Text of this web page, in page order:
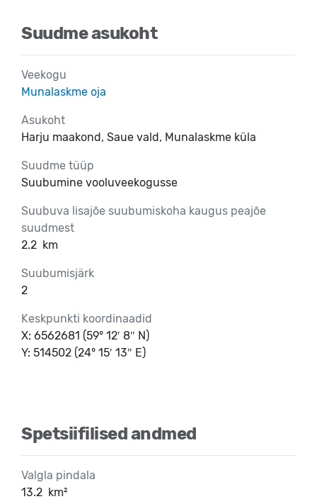
Suudme asukoht
Veekogu
Munalaskme oja
Asukoht
Harju maakond, Saue vald, Munalaskme küla
Suudme tüüp
Suubumine vooluveekogusse
Suubuva lisajõe suubumiskoha kaugus peajõe
suudmest
2.2 km
Suubumisjärk
2
Keskpunkti koordinaadid
X: 6562681 (59° 12′ 8″ N)
Y: 514502 (24° 15′ 13″ E)
Spetsiifilised andmed
Valgla pindala
13.2 km²